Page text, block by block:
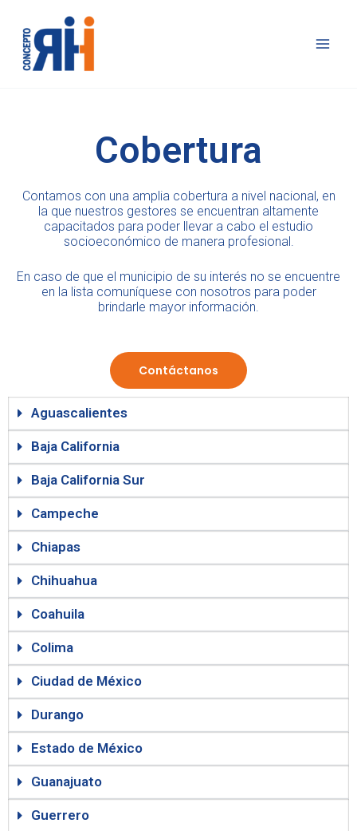
contenido
Cobertura
Contamos con una amplia cobertura a nivel nacional, en
la que nuestros gestores se encuentran altamente
capacitados para poder llevar a cabo el estudio
socioeconómico de manera profesional.
En caso de que el municipio de su interés no se encuentre
en la lista comuníquese con nosotros para poder
brindarle mayor información.
Contáctanos
Aguascalientes
Baja California
Baja California Sur
Campeche
Chiapas
Chihuahua
Coahuila
Colima
Ciudad de México
Durango
Estado de México
Guanajuato
Guerrero